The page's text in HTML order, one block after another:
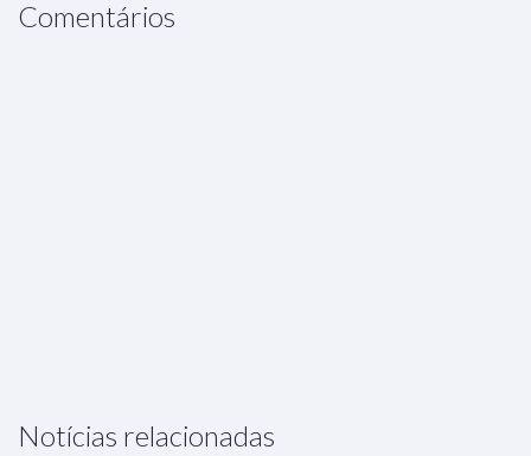
Comentários
Notícias relacionadas